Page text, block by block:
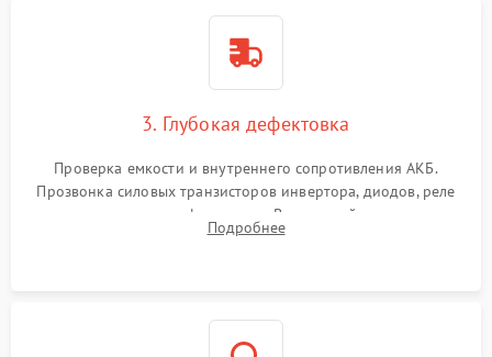
3. Глубокая дефектовка
Проверка емкости и внутреннего сопротивления АКБ.
Прозвонка силовых транзисторов инвертора, диодов, реле
переключения и трансформатора. Визуальный поиск вздутых
конденсаторов и прогаров на печатной плате.
Подробнее